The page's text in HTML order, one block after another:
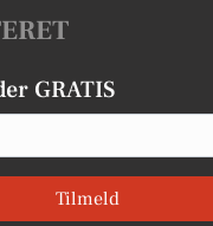
GRATIS
Tilmeld